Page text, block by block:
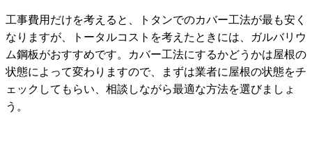
工事費用だけを考えると、トタンでのカバー工法が最も安く
なりますが、トータルコストを考えたときには、ガルバリウ
ム鋼板がおすすめです。カバー工法にするかどうかは屋根の
状態によって変わりますので、まずは業者に屋根の状態をチ
ェックしてもらい、相談しながら最適な方法を選びましょ
う。